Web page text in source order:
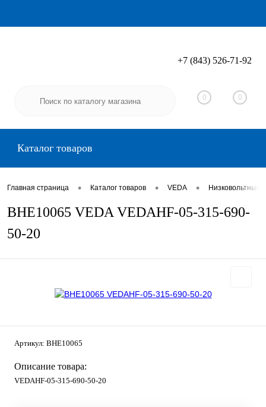
Вход Регистрация
+7 (843) 526-71-92
0 0
Каталог товаров
Главная страница • Каталог товаров • VEDA •
BHE10065 VEDA VEDAHF-05-315-690-
50-20
Артикул: BHE10065
Описание товара:
VEDAHF-05-315-690-50-20